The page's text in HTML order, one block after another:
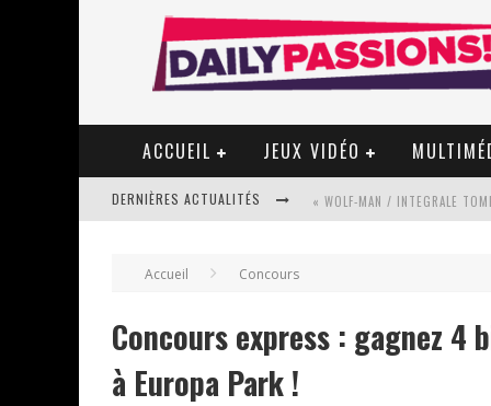
ACCUEIL JEUX VIDÉO
DERNIÈRES ACTUALITÉS « WOLF-MAN / INTEGRALE
Accueil Concours
Concours express : gagnez
à Europa Park !